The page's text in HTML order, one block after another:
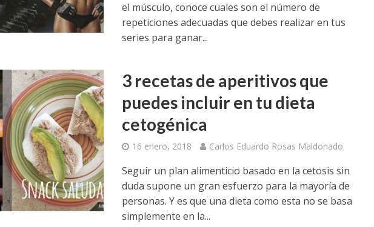
el músculo, conoce cuales son el número de
repeticiones adecuadas que debes realizar en tus
series para ganar...
3 recetas de aperitivos que
puedes incluir en tu dieta
cetogénica
16 enero, 2018 Carlos Eduardo Rosas Maldonado
Seguir un plan alimenticio basado en la cetosis sin
duda supone un gran esfuerzo para la mayoría de
personas. Y es que una dieta como esta no se basa
simplemente en la...